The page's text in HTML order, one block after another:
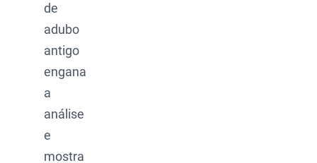
de
adubo
antigo
engana
a
análise
e
mostra